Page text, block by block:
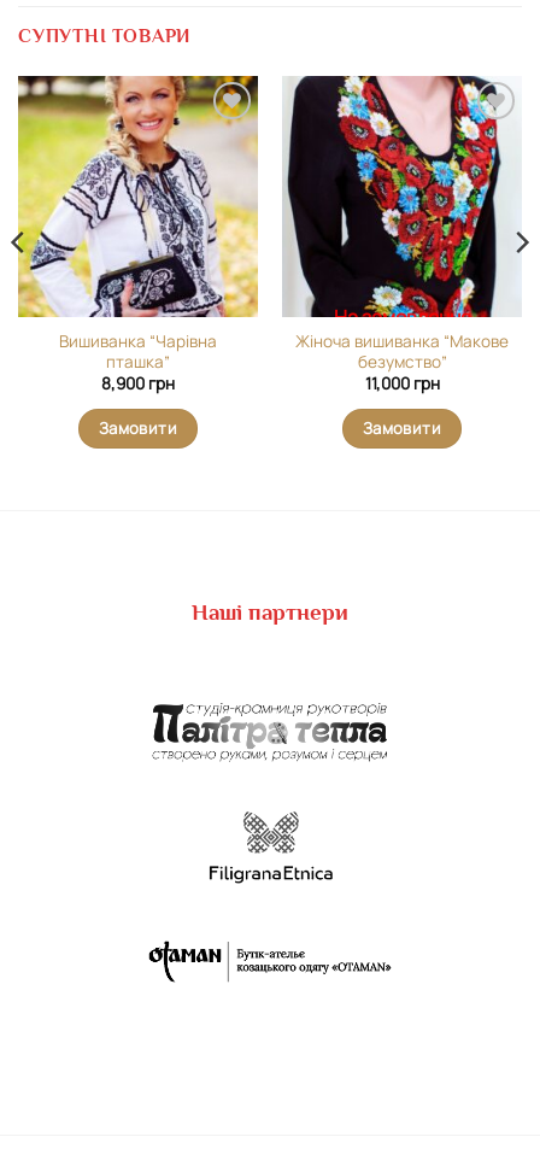
СУПУТНІ ТОВАРИ
Додати
виріб у
вибране
Вишиванка “Чарівна
пташка”
8,900 грн
Замовити
Додати
виріб у
вибране
На замовлення
Жіноча вишиванка “Макове
безумство”
11,000 грн
Замовити
Наші партнери